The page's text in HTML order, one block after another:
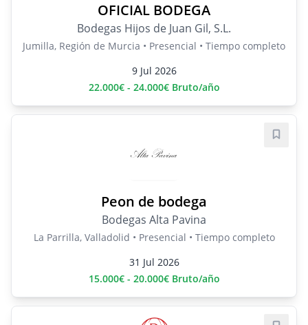
OFICIAL BODEGA
Bodegas Hijos de Juan Gil, S.L.
Jumilla, Región de Murcia • Presencial • Tiempo completo
9 Jul 2026
22.000€ - 24.000€ Bruto/año
Peon de bodega
Bodegas Alta Pavina
La Parrilla, Valladolid • Presencial • Tiempo completo
31 Jul 2026
15.000€ - 20.000€ Bruto/año